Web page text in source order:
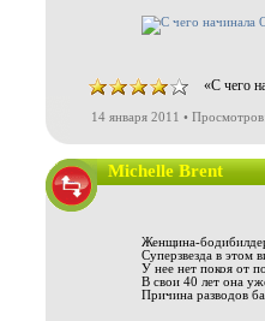
«С чего
14 января 2011 •
Michelle Brent
Женщина-
Суперзвезда в этом
У нее нет покоя от
В свои 40 лет она
Причина разводов